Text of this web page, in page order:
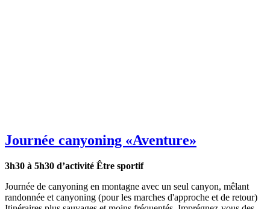
Journée canyoning «Aventure»
3h30 à 5h30 d’activité Être sportif
Journée de canyoning en montagne avec un seul canyon, mêlant
randonnée et canyoning (pour les marches d'approche et de retour)